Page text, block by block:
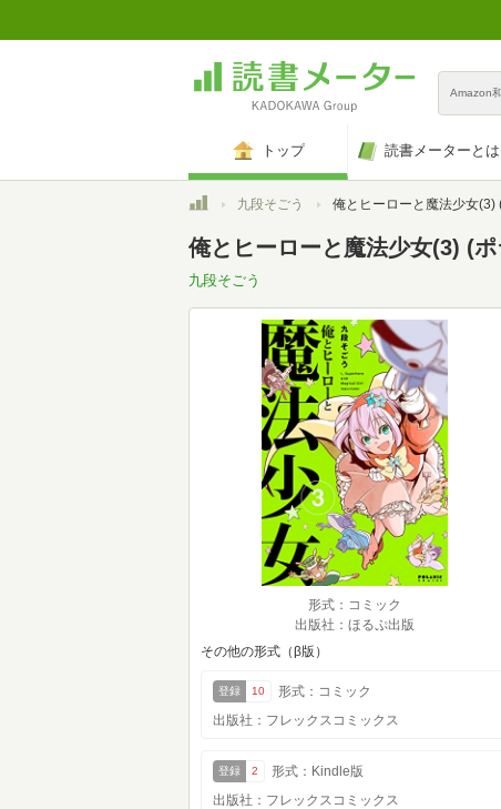
Amazon
トップ 読書メーターとは
トップ九段そごう 俺とヒーローと魔法少女(3) (ポラリス
俺とヒーローと魔法少女(3) (
九段そごう
形式：コミック
出版社：ほるぷ出版
その他の形式（β版）
登録 10
形式：コミック
出版社：フレックスコミックス
登録 2
形式：Kindle版
出版社：フレックスコミックス